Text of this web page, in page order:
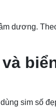
dương.
sim số